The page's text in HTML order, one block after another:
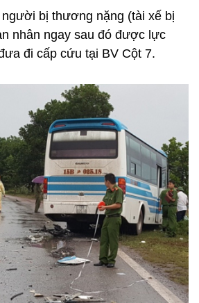
bị thương nặng (tài xế bị
nhân ngay sau đó được lực
đi cấp cứu tại BV Cột 7.